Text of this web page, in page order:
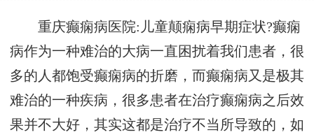
重庆癫痫病医院:儿童颠痫病早期症状?癫痫
病作为一种难治的大病一直困扰着我们患者，很
多的人都饱受癫痫病的折磨，而癫痫病又是极其
难治的一种疾病，很多患者在治疗癫痫病之后效
果并不大好，其实这都是治疗不当所导致的，如